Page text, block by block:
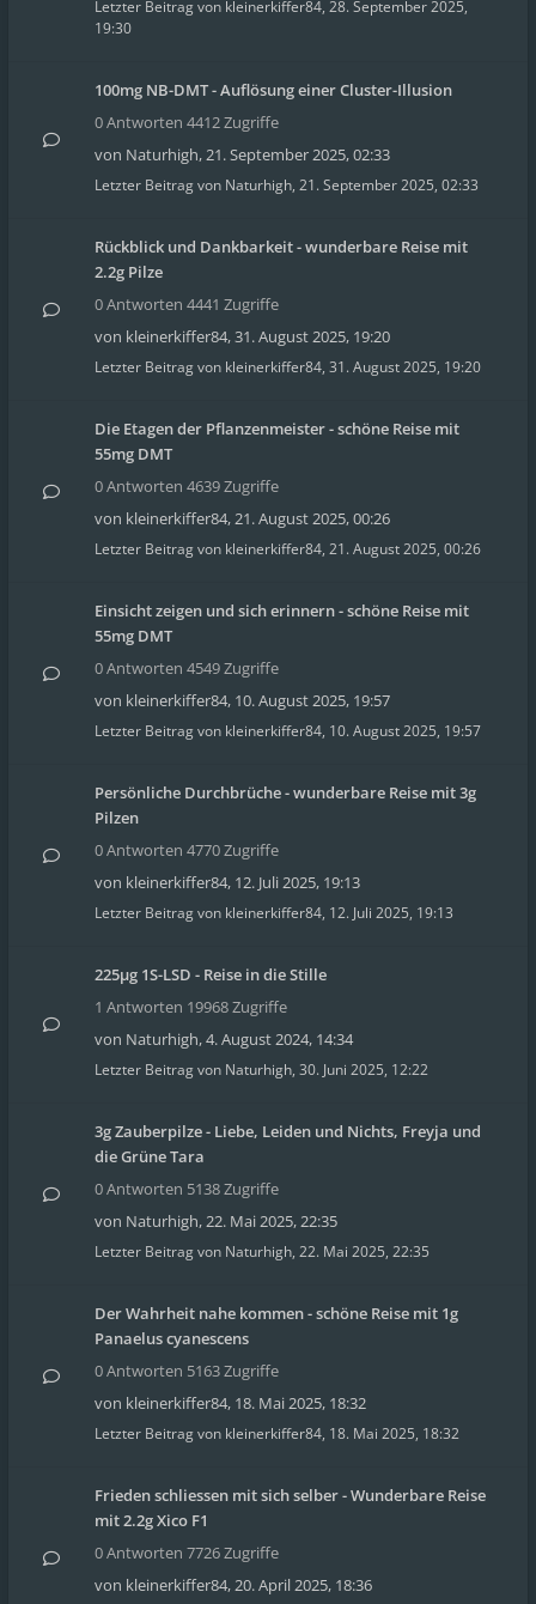
Letzter Beitrag von kleinerkiffer84, 28. September 2025,
19:30
100mg NB-DMT - Auflösung einer Cluster-Illusion
0 Antworten 4412 Zugriffe
von Naturhigh,21. September 2025, 02:33
Letzter Beitrag von Naturhigh, 21. September 2025, 02:33
Rückblick und Dankbarkeit - wunderbare Reise mit
2.2g Pilze
0 Antworten 4441 Zugriffe
von kleinerkiffer84,31. August 2025, 19:20
Letzter Beitrag von kleinerkiffer84, 31. August 2025, 19:20
Die Etagen der Pflanzenmeister - schöne Reise mit
55mg DMT
0 Antworten 4639 Zugriffe
von kleinerkiffer84,21. August 2025, 00:26
Letzter Beitrag von kleinerkiffer84, 21. August 2025, 00:26
Einsicht zeigen und sich erinnern - schöne Reise mit
55mg DMT
0 Antworten 4549 Zugriffe
von kleinerkiffer84, 10. August 2025, 19:57
Letzter Beitrag von kleinerkiffer84, 10. August 2025, 19:57
Persönliche Durchbrüche - wunderbare Reise mit 3g
Pilzen
0 Antworten 4770 Zugriffe
von kleinerkiffer84, 12. Juli 2025, 19:13
Letzter Beitrag von kleinerkiffer84, 12. Juli 2025, 19:13
225µg 1S-LSD - Reise in die Stille
1 Antworten 19968 Zugriffe
von Naturhigh,4. August 2024, 14:34
Letzter Beitrag von Naturhigh, 30. Juni 2025, 12:22
3g Zauberpilze - Liebe, Leiden und Nichts, Freyja und
die Grüne Tara
0 Antworten 5138 Zugriffe
von Naturhigh,22. Mai 2025, 22:35
Letzter Beitrag von Naturhigh, 22. Mai 2025, 22:35
Der Wahrheit nahe kommen - schöne Reise mit 1g
Panaelus cyanescens
0 Antworten 5163 Zugriffe
von kleinerkiffer84, 18. Mai 2025, 18:32
Letzter Beitrag von kleinerkiffer84, 18. Mai 2025, 18:32
Frieden schliessen mit sich selber - Wunderbare Reise
mit 2.2g Xico F1
0 Antworten 7726 Zugriffe
von kleinerkiffer84,20. April 2025, 18:36